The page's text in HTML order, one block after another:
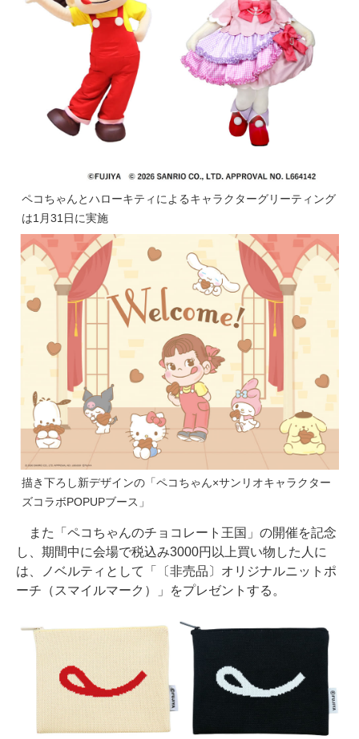
ペコちゃんとハローキティによるキャラクターグリーティング
は1月31日に実施
描き下ろし新デザインの「ペコちゃん×サンリオキャラクター
ズコラボPOPUPブース」
また「ペコちゃんのチョコレート王国」の開催を記念
し、期間中に会場で税込み3000円以上買い物した人に
は、ノベルティとして「〔非売品〕オリジナルニットポ
ーチ（スマイルマーク）」をプレゼントする。